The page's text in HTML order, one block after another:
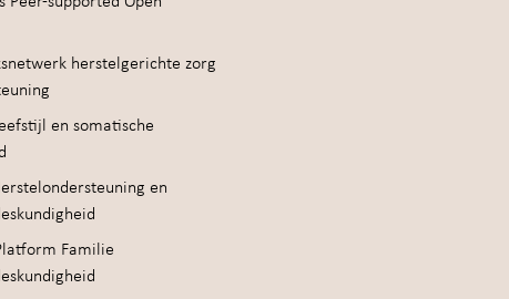
herstelgerichte zorg
en somatische
en
Familie